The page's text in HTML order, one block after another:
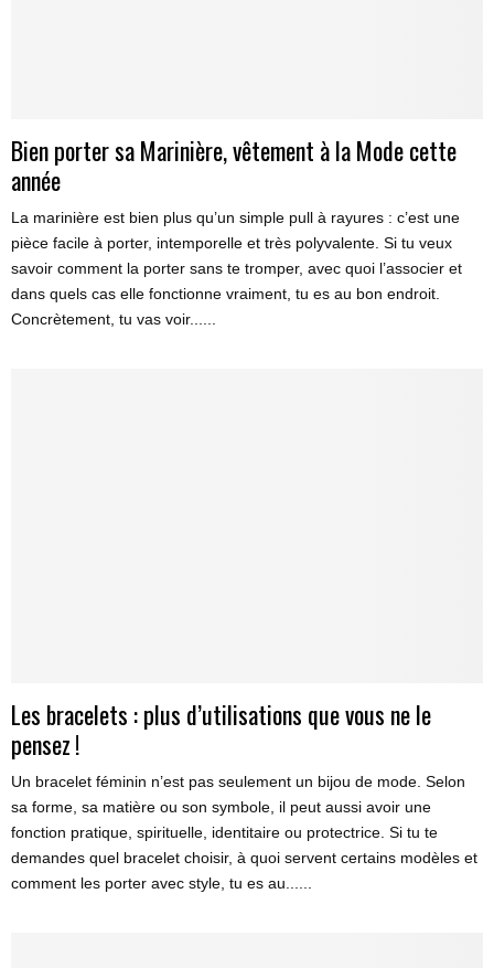
Bien porter sa Marinière, vêtement à la Mode cette
année
La marinière est bien plus qu’un simple pull à rayures : c’est une
pièce facile à porter, intemporelle et très polyvalente. Si tu veux
savoir comment la porter sans te tromper, avec quoi l’associer et
dans quels cas elle fonctionne vraiment, tu es au bon endroit.
Concrètement, tu vas voir......
Les bracelets : plus d’utilisations que vous ne le
pensez !
Un bracelet féminin n’est pas seulement un bijou de mode. Selon
sa forme, sa matière ou son symbole, il peut aussi avoir une
fonction pratique, spirituelle, identitaire ou protectrice. Si tu te
demandes quel bracelet choisir, à quoi servent certains modèles et
comment les porter avec style, tu es au......